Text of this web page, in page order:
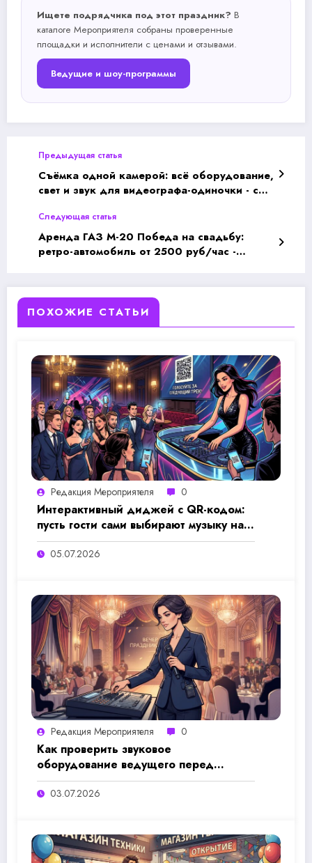
Ищете подрядчика под этот праздник? В
каталоге Мероприятеля собраны проверенные
площадки и исполнители с ценами и отзывами.
Ведущие и шоу-программы
Предыдущая статья
Съёмка одной камерой: всё оборудование,
свет и звук для видеографа-одиночки - с
профессионально
Следующая статья
Аренда ГАЗ М-20 Победа на свадьбу:
ретро-автомобиль от 2500 руб/час -
ПОХОЖИЕ СТАТЬИ
Редакция Мероприятеля 0
Интерактивный диджей с QR-кодом:
пусть гости сами выбирают музыку на
вашем празднике
05.07.2026
Редакция Мероприятеля 0
Как проверить звуковое
оборудование ведущего перед
оплатой: полный чек-лист чтобы
праздник не провалился
03.07.2026